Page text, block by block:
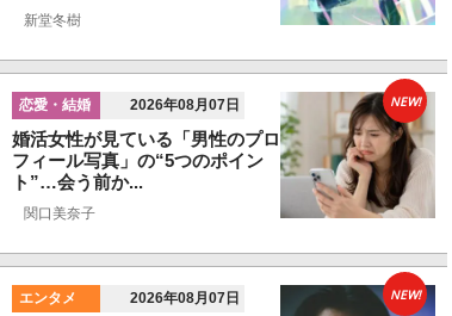
新堂冬樹
恋愛・結婚 2026年08月07日
婚活女性が見ている「男性のプロ
フィール写真」の“5つのポイン
ト”…会う前か...
関口美奈子
NEW!
エンタメ 2026年08月07日 NEW!